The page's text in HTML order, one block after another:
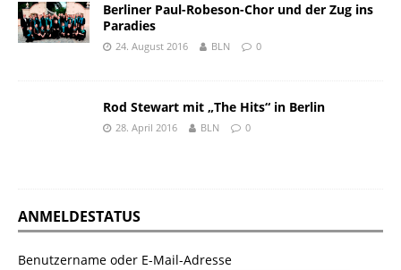
Berliner Paul-Robeson-Chor und der Zug ins
Paradies
24. August 2016 BLN 0
Rod Stewart mit „The Hits“ in Berlin
28. April 2016 BLN 0
ANMELDESTATUS
Benutzername oder E-Mail-Adresse